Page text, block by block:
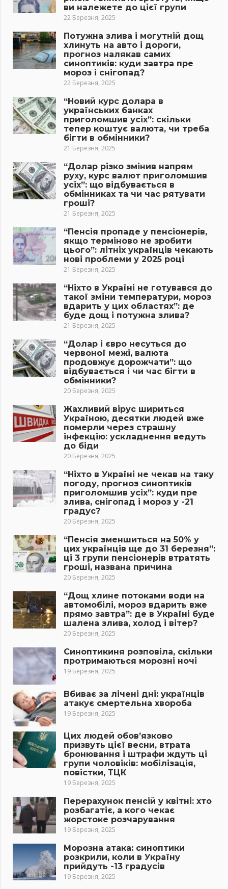
ви належете до цієї групи
22 Березня, 2025
Потужна злива і могутній дощ
хлинуть на авто і дороги,
прогноз налякав самих
синоптиків: куди завтра пре
мороз і снігопад?
22 Березня, 2025
“Новий курс долара в
українських банках
приголомшив усіх”: скільки
тепер коштує валюта, чи треба
бігти в обмінники?
21 Березня, 2025
“Долар різко змінив напрям
руху, курс валют приголомшив
усіх”: що відбувається в
обмінниках та чи час рятувати
гроші?
21 Березня, 2025
“Пенсія пропаде у пенсіонерів,
якщо терміново не зробити
цього”: літніх українців чекають
нові проблеми у 2025 році
21 Березня, 2025
“Ніхто в Україні не готувався до
такої зміни температури, мороз
вдарить у цих областях”: де
буде дощ і потужна злива?
21 Березня, 2025
“Долар і євро несуться до
червоної межі, валюта
продовжує дорожчати”: що
відбувається і чи час бігти в
обмінники?
20 Березня, 2025
Жахливий вірус шириться
Україною, десятки людей вже
померли через страшну
інфекцію: ускладнення ведуть
до біди
20 Березня, 2025
“Ніхто в Україні не чекав на таку
погоду, прогноз синоптиків
приголомшив усіх”: куди пре
злива, снігопад і мороз у -21
градус?
20 Березня, 2025
“Пенсія зменшиться на 50% у
цих українців ще до 31 березня”:
ці 3 групи пенсіонерів втратять
гроші, названа причина
20 Березня, 2025
“Дощ хлине потоками води на
автомобілі, мороз вдарить вже
прямо завтра”: де в Україні буде
шалена злива, холод і вітер?
20 Березня, 2025
Синоптикиня розповіла, скільки
протримаються морозні ночі
19 Березня, 2025
Вбиває за лічені дні: українців
атакує смертельна хвороба
19 Березня, 2025
Цих людей обов’язково
призвуть цієї весни, втрата
бронювання і штрафи ждуть ці
групи чоловіків: мобілізація,
повістки, ТЦК
19 Березня, 2025
Перерахунок пенсій у квітні: хто
розбагатіє, а кого чекає
жорстоке розчарування
19 Березня, 2025
Морозна атака: синоптики
розкрили, коли в Україну
прийдуть -13 градусів
19 Березня, 2025